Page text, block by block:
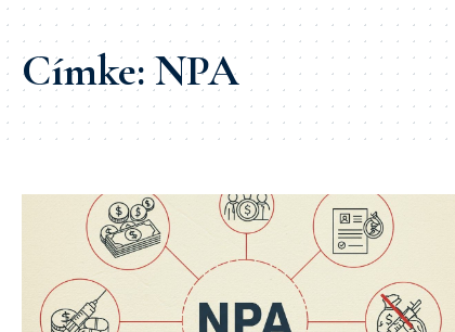
Címke:NPA